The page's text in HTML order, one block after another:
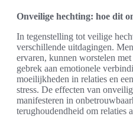
Onveilige hechting: hoe dit
In tegenstelling tot veilige
verschillende uitdagingen.
ervaren, kunnen worstelen
gebrek aan emotionele
moeilijkheden in relaties en
stress. De effecten van
manifesteren in
terughoudendheid om relaties